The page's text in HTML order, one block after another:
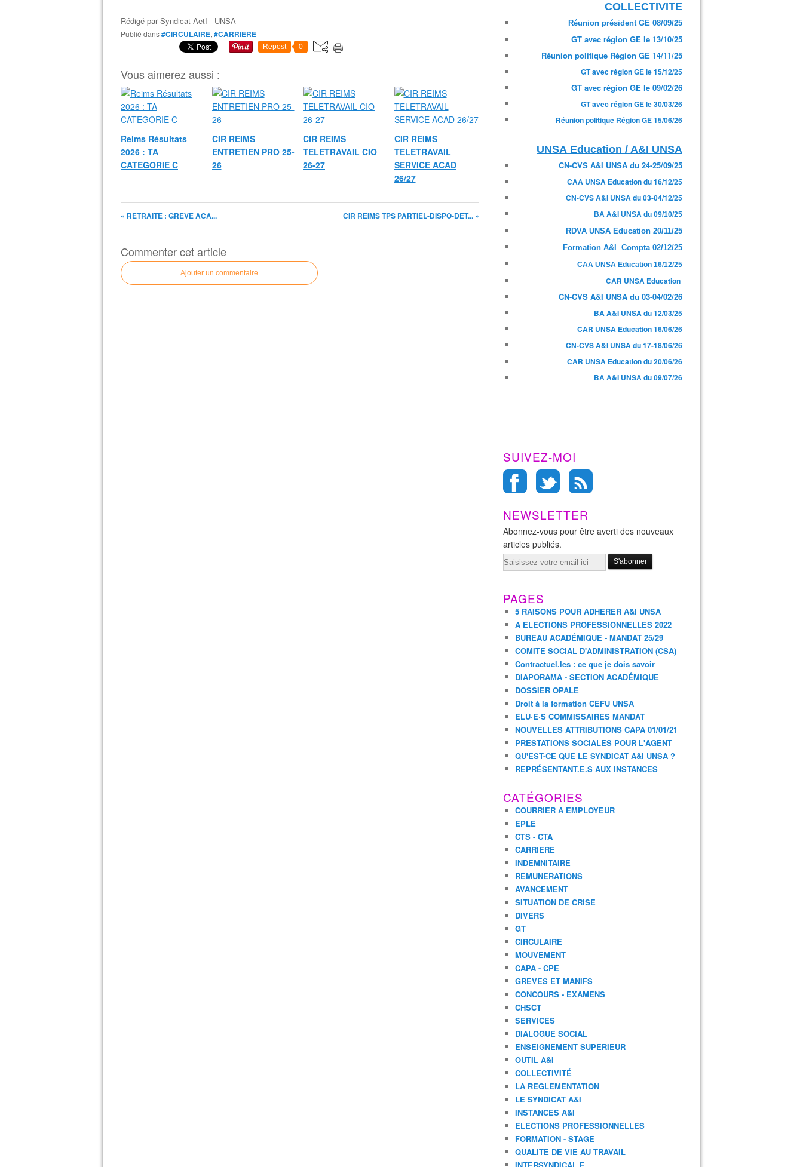
Rédigé parSyndicat AetI - UNSA
Publié dans#CIRCULAIRE, #CARRIERE
Repost 0
Vous aimerez aussi :
Reims Résultats
2026 : TA
CATEGORIE C
CIR REIMS
ENTRETIEN PRO 25-
26
CIR REIMS
TELETRAVAIL CIO
26-27
CIR REIMS
TELETRAVAIL
SERVICE ACAD
26/27
« RETRAITE : GREVE ACA... CIR REIMS TPS PARTIEL-DISPO-DET... »
Commenter cet article
Ajouter un commentaire
COLLECTIVITE
Réunion président GE 08/09/25
GT avec région GE le 13/10/25
Réunion politique Région GE 14/11/25
GT avec région GE le 15/12/25
GT avec région GE le 09/02/26
GT avec région GE le 30/03/26
Réunion politique Région GE 15/06/26
UNSA Education / A&I UNSA
CN-CVS A&I UNSA du 24-25/09/25
CAA UNSA Education du 16/12/25
CN-CVS A&I UNSA du 03-04/12/25
BA A&I UNSA du 09/10/25
RDVA UNSA Education 20/11/25
Formation A&I Compta 02/12/25
CAA UNSA Education 16/12/25
CAR UNSA Education
CN-CVS A&I UNSA du 03-04/02/26
BA A&I UNSA du 12/03/25
CAR UNSA Education 16/06/26
CN-CVS A&I UNSA du 17-18/06/26
CAR UNSA Education du 20/06/26
BA A&I UNSA du 09/07/26
SUIVEZ-MOI
NEWSLETTER
Abonnez-vous pour être averti des nouveaux
articles publiés.
Email
PAGES
5 RAISONS POUR ADHERER A&I UNSA
A ELECTIONS PROFESSIONNELLES 2022
BUREAU ACADÉMIQUE - MANDAT 25/29
COMITE SOCIAL D'ADMINISTRATION (CSA)
Contractuel.les : ce que je dois savoir
DIAPORAMA - SECTION ACADÉMIQUE
DOSSIER OPALE
Droit à la formation CEFU UNSA
ELU·E·S COMMISSAIRES MANDAT
NOUVELLES ATTRIBUTIONS CAPA 01/01/21
PRESTATIONS SOCIALES POUR L'AGENT
QU'EST-CE QUE LE SYNDICAT A&I UNSA ?
REPRÉSENTANT.E.S AUX INSTANCES
CATÉGORIES
COURRIER A EMPLOYEUR
EPLE
CTS - CTA
CARRIERE
INDEMNITAIRE
REMUNERATIONS
AVANCEMENT
SITUATION DE CRISE
DIVERS
GT
CIRCULAIRE
MOUVEMENT
CAPA - CPE
GREVES ET MANIFS
CONCOURS - EXAMENS
CHSCT
SERVICES
DIALOGUE SOCIAL
ENSEIGNEMENT SUPERIEUR
OUTIL A&I
COLLECTIVITÉ
LA REGLEMENTATION
LE SYNDICAT A&I
INSTANCES A&I
ELECTIONS PROFESSIONNELLES
FORMATION - STAGE
QUALITE DE VIE AU TRAVAIL